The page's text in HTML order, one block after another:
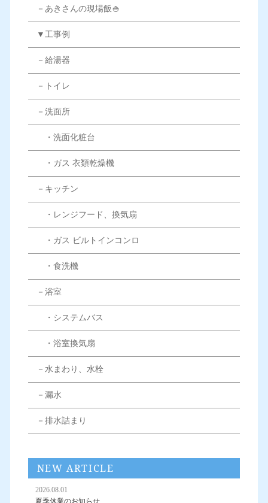
－あきさんの現場飯🍚
▼工事例
－給湯器
－トイレ
－洗面所
・洗面化粧台
・ガス 衣類乾燥機
－キッチン
・レンジフード、換気扇
・ガス ビルトインコンロ
・食洗機
－浴室
・システムバス
・浴室換気扇
－水まわり、水栓
－漏水
－排水詰まり
NEW ARTICLE
2026.08.01
夏季休業のお知らせ